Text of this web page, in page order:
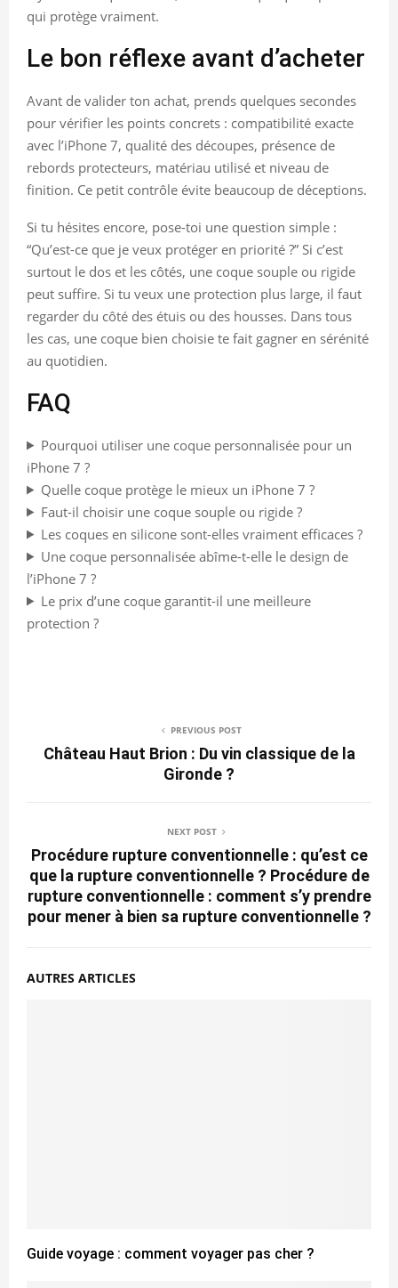
qui protège vraiment.
Le bon réflexe avant d’acheter
Avant de valider ton achat, prends quelques secondes
pour vérifier les points concrets : compatibilité exacte
avec l’iPhone 7, qualité des découpes, présence de
rebords protecteurs, matériau utilisé et niveau de
finition. Ce petit contrôle évite beaucoup de déceptions.
Si tu hésites encore, pose-toi une question simple :
“Qu’est-ce que je veux protéger en priorité ?” Si c’est
surtout le dos et les côtés, une coque souple ou rigide
peut suffire. Si tu veux une protection plus large, il faut
regarder du côté des étuis ou des housses. Dans tous
les cas, une coque bien choisie te fait gagner en sérénité
au quotidien.
FAQ
Pourquoi utiliser une coque personnalisée pour un
iPhone 7 ?
Quelle coque protège le mieux un iPhone 7 ?
Faut-il choisir une coque souple ou rigide ?
Les coques en silicone sont-elles vraiment efficaces ?
Une coque personnalisée abîme-t-elle le design de
l’iPhone 7 ?
Le prix d’une coque garantit-il une meilleure
protection ?
PREVIOUS POST
Château Haut Brion : Du vin classique de la
Gironde ?
NEXT POST
Procédure rupture conventionnelle : qu’est ce
que la rupture conventionnelle ? Procédure de
rupture conventionnelle : comment s’y prendre
pour mener à bien sa rupture conventionnelle ?
AUTRES ARTICLES
Guide voyage : comment voyager pas cher ?